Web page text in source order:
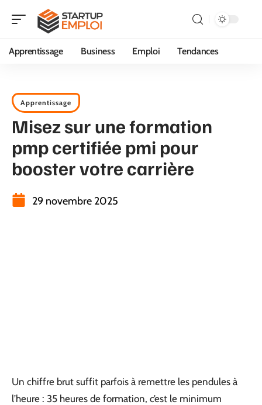
Apprentissage Business Emploi Tendances
Apprentissage
Misez sur une formation
pmp certifiée pmi pour
booster votre carrière
29 novembre 2025
Un chiffre brut suffit parfois à remettre les pendules à
l’heure : 35 heures de formation, c’est le minimum